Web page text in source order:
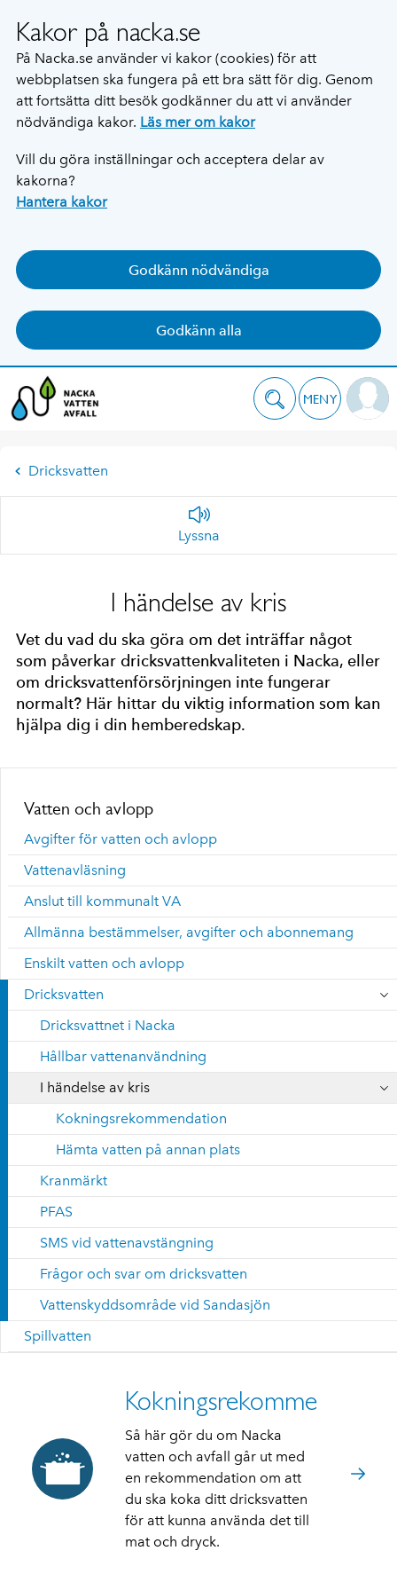
Kakor på nacka.se
På Nacka.se använder vi kakor (cookies) för att
webbplatsen ska fungera på ett bra sätt för dig. Genom
att fortsätta ditt besök godkänner du att vi använder
nödvändiga kakor. Läs mer om kakor
Vill du göra inställningar och acceptera delar av
kakorna?
Hantera kakor
Godkänn nödvändiga
Godkänn alla
MENY
Dricksvatten
Lyssna
I händelse av kris
Vet du vad du ska göra om det inträffar något
som påverkar dricksvattenkvaliteten i Nacka, eller
om dricksvattenförsörjningen inte fungerar
normalt? Här hittar du viktig information som kan
hjälpa dig i din hemberedskap.
Vatten och avlopp
Avgifter för vatten och avlopp
Vattenavläsning
Anslut till kommunalt VA
Allmänna bestämmelser, avgifter och abonnemang
Enskilt vatten och avlopp
Dricksvatten
Dricksvattnet i Nacka
Hållbar vattenanvändning
I händelse av kris
Kokningsrekommendation
Hämta vatten på annan plats
Kranmärkt
PFAS
SMS vid vattenavstängning
Frågor och svar om dricksvatten
Vattenskyddsområde vid Sandasjön
Spillvatten
Kokningsrekommendation
Så här gör du om Nacka
vatten och avfall går ut med
en rekommendation om att
du ska koka ditt dricksvatten
för att kunna använda det till
mat och dryck.